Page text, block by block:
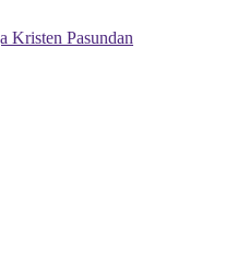
Kristen Pasundan